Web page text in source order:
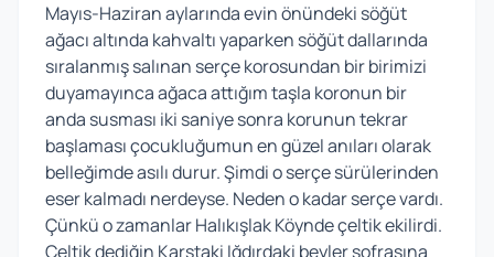
Mayıs-Haziran aylarında evin önündeki söğüt
ağacı altında kahvaltı yaparken söğüt dallarında
sıralanmış salınan serçe korosundan bir birimizi
duyamayınca ağaca attığım taşla koronun bir
anda susması iki saniye sonra korunun tekrar
başlaması çocukluğumun en güzel anıları olarak
belleğimde asılı durur. Şimdi o serçe sürülerinden
eser kalmadı nerdeyse. Neden o kadar serçe vardı.
Çünkü o zamanlar Halıkışlak Köynde çeltik ekilirdi.
Çeltik dediğin Karstaki Iğdırdaki beyler sofrasına